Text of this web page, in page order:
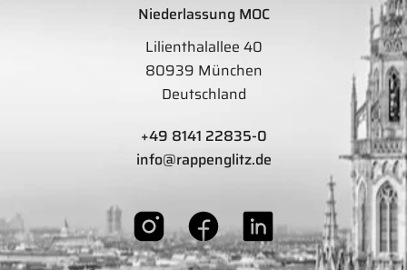
Niederlassung MOC
Lilienthalallee 40
80939 München
Deutschland
+49 8141 22835-0
info@rappenglitz.de